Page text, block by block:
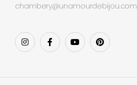
chambery@unamourdebijou.com